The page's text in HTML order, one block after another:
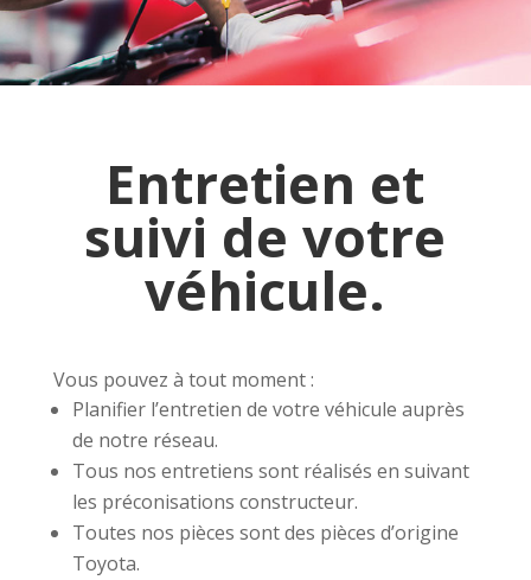
Entretien et
suivi de votre
véhicule.
Vous pouvez à tout moment :
Planifier l’entretien de votre véhicule auprès
de notre réseau.
Tous nos entretiens sont réalisés en suivant
les préconisations constructeur.
Toutes nos pièces sont des pièces d’origine
Toyota.